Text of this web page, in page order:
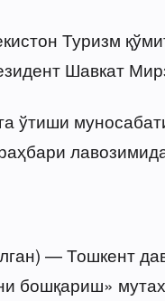
Туризм
Шавкат
ўтиши
— Тошкент
бошқариш»